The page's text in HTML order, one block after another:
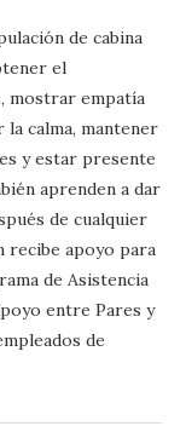
de cabina
el
mostrar empatía
calma, mantener
y estar presente
aprenden a dar
de cualquier
recibe apoyo para
de Asistencia
entre Pares y
de